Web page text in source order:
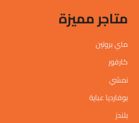
متاجر مميزة
ماي بروتين
كارفور
نمشي
بوفارديا عباية
بلندز